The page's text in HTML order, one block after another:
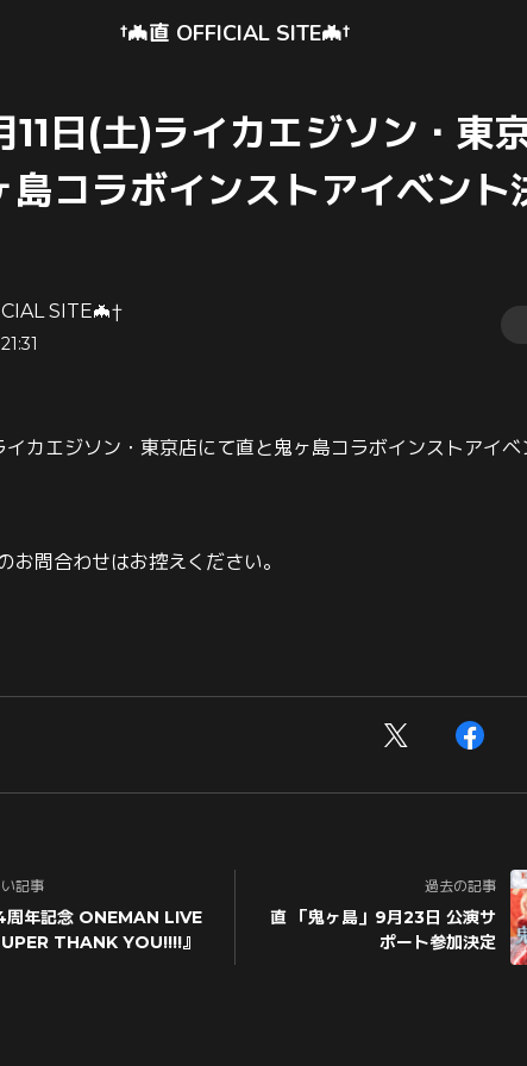
†🦇直 OFFICIAL SITE🦇†
日(土)ライカエジソン・東
島コラボインストアイベント
SITE🦇†
カエジソン・東京店にて直と鬼ヶ島コラボインストアイベ
お問合わせはお控えください。
記事
周年記念 ONEMAN LIVE
THANK YOU!!!!』
過去の記事
直 「鬼ヶ島」9月23日 公演サ
ポート参加決定